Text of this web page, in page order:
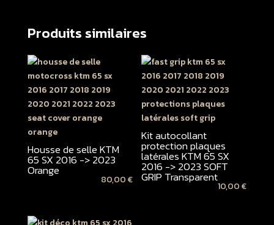
Produits similaires
Housse de selle KTM
65 SX 2016 -> 2023
Orange
80,00€
Kit autocollant
protection plaques
latérales KTM 65 SX
2016 -> 2023 SOFT
GRIP Transparent
10,00€